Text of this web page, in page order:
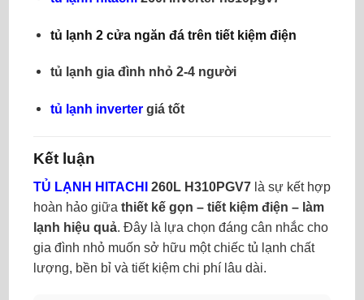
tủ lạnh 2 cửa ngăn đá trên tiết kiệm điện
tủ lạnh gia đình nhỏ 2-4 người
tủ lạnh invertergiá tốt
Kết luận
TỦ LẠNH HITACHI 260L H310PGV7 là sự kết hợp
hoàn hảo giữa thiết kế gọn – tiết kiệm điện – làm
lạnh hiệu quả. Đây là lựa chọn đáng cân nhắc cho
gia đình nhỏ muốn sở hữu một chiếc tủ lạnh chất
lượng, bền bỉ và tiết kiệm chi phí lâu dài.